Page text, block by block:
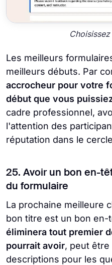
Les meilleurs
meilleurs débuts. Par
accrocheur pour votre
début que vous
cadre professionnel,
l'attention des
réputation dans le
25. Avoir un bon en-
du formulaire
La prochaine meilleure
bon titre est un bon en-
éliminera tout premier
pourrait avoir, peut
descriptions pour les